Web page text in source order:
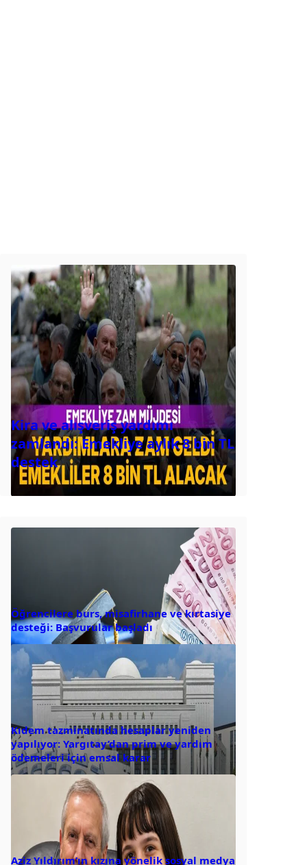
Kira ve alışveriş yardımı
zamlandı: Emekliye aylık 8 bin TL
destek
Öğrencilere burs, misafirhane ve kırtasiye
desteği: Başvurular başladı
Kıdem tazminatında hesaplar yeniden
yapılıyor: Yargıtay’dan prim ve yardım
ödemeleri için emsal karar
Aziz Yıldırım’ın kızına yönelik sosyal medya